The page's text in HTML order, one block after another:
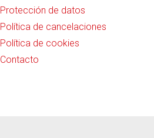
Protección de datos
Política de cancelaciones
Política de cookies
Contacto